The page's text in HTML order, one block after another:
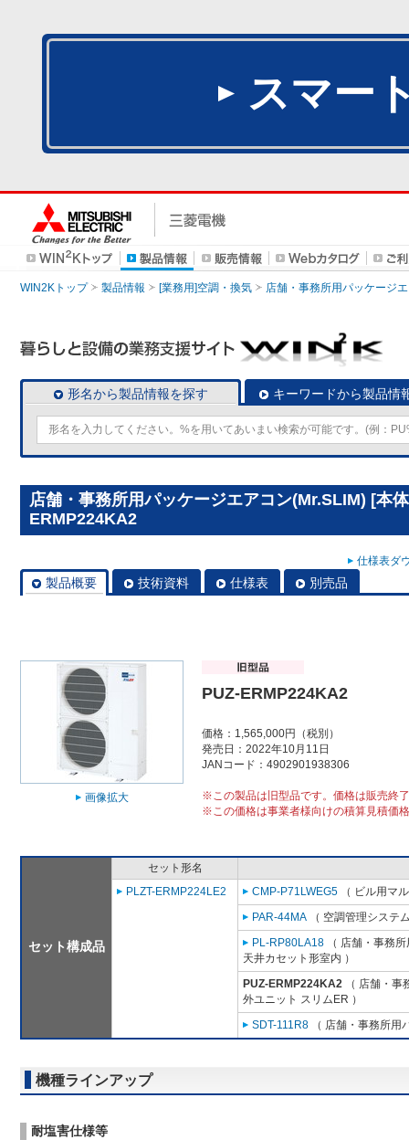
スマー
WIN2Kトップ 製品情報 [業務用]空調・換気 店舗・事務所用パッケージ
形名から製品情報を探す キーワードから製品情
店舗・事務所用パッケージエアコン(Mr.SLIM) [本
ERMP224KA2
仕様表ダ
製品概要 技術資料 仕様表 別売品
画像拡大
PUZ-ERMP224KA2
価格：1,565,000円（税別）
発売日：2022年10月11日
JANコード：4902901938306
※この製品は旧型品です。価格は販売終
※この価格は事業者様向けの積算見積価
セット構成品
セット形名
PLZT-ERMP224LE2
CMP-P71LWEG5 （ ビル用マ
PAR-44MA （ 空調管理システ
PL-RP80LA18 （ 店舗・事務
天井カセット形室内 ）
PUZ-ERMP224KA2 （ 店舗・事
外ユニット スリムER ）
SDT-111R8 （ 店舗・事務所用
機種ラインアップ
耐塩害仕様等